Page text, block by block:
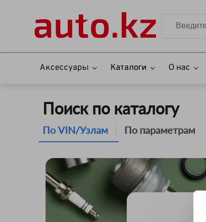
Аксессуары Каталоги О нас
Поиск по каталогу
По VIN/Узлам По параметрам